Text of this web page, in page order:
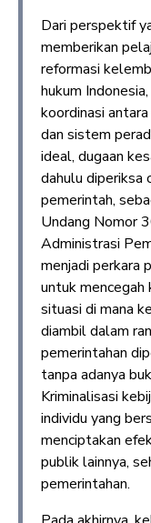
Dari perspektif
memberikan
reformasi
hukum
koordinasi
dan sistem
ideal, dugaan
dahulu diperiksa
pemerintah,
Undang Nomor
Administrasi
menjadi perkara
untuk mencegah
situasi di mana
diambil dalam
pemerintahan
tanpa adanya
Kriminalisasi
individu yang
menciptakan
publik lainnya,
pemerintahan.